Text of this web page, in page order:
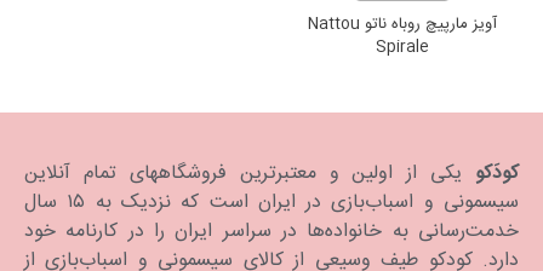
آویز مارپیچ روباه ناتو Nattou
Spirale
کودَکو یکی از اولین و معتبرترین فروشگاههای تمام آنلاین
سیسمونی و اسباب‌بازی در ایران است که نزدیک به ۱۵ سال
خدمت‌رسانی به خانواده‌ها در سراسر ایران را در کارنامه خود
دارد. كودكو طیف وسیعی از کالای سیسمونی و اسباب‌بازی از